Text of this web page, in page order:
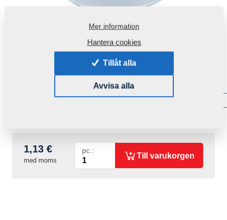
Produktkod: r10070
Tillgänglighet: Få information om tillgänglighet
1,13 €
med moms
pc.: Till varukorgen
Mer information
Hantera cookies
Tillåt alla
Avvisa alla